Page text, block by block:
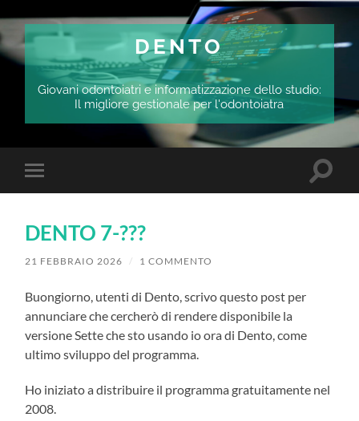
DENTO
Giovani odontoiatri e informatizzazione dello studio:
Il migliore gestionale per l'odontoiatra
Attiva/disattiva
il
dispositivi
DENTO 7-???
21 FEBBRAIO 2026 / 1 COMMENTO
Buongiorno, utenti di Dento, scrivo questo post per
annunciare che cercherò di rendere disponibile la
versione Sette che sto usando io ora di Dento, come
ultimo sviluppo del programma.
Ho iniziato a distribuire il programma gratuitamente nel
2008.